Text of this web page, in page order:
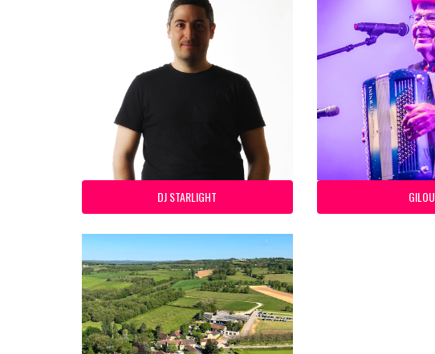
DJ STARLIGHT GILOU